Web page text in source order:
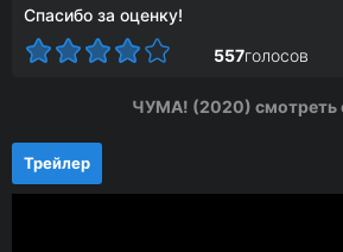
Спасибо за оценку!
557голосов
ЧУМА! (2020) смотреть
Трейлер